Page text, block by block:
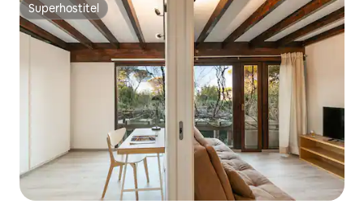
Superhostitel
Superhostitel